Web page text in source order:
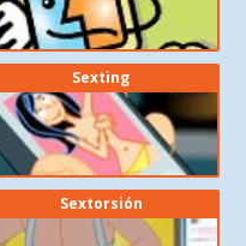
Sexting
Sextorsión